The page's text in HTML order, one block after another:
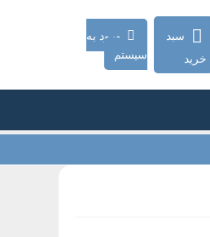
سبد
خرید
ورود به
سیستم